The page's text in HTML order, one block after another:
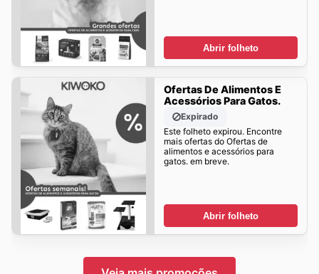
Abrir folheto
Ofertas De Alimentos E
Acessórios Para Gatos.
Expirado
Este folheto expirou. Encontre
mais ofertas do Ofertas de
alimentos e acessórios para
gatos. em breve.
Abrir folheto